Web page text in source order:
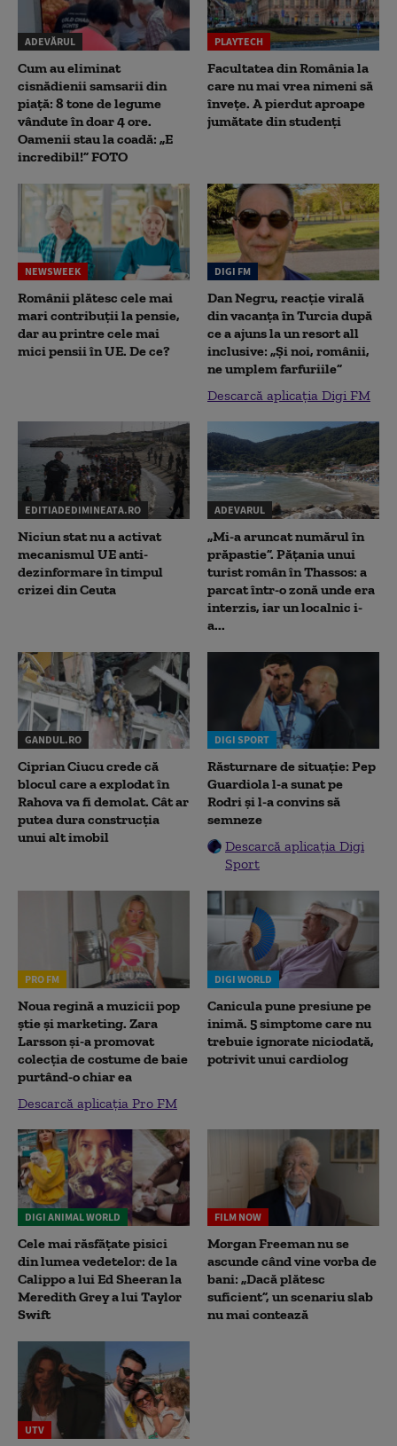
ADEVĂRUL
Cum au eliminat
cisnădienii samsarii din
piață: 8 tone de legume
vândute în doar 4 ore.
Oamenii stau la coadă: „E
incredibil!” FOTO
PLAYTECH
Facultatea din România la
care nu mai vrea nimeni să
înveţe. A pierdut aproape
jumătate din studenţi
NEWSWEEK
Românii plătesc cele mai
mari contribuții la pensie,
dar au printre cele mai
mici pensii în UE. De ce?
DIGI FM
Dan Negru, reacție virală
din vacanța în Turcia după
ce a ajuns la un resort all
inclusive: „Și noi, românii,
ne umplem farfuriile”
Descarcă aplicația Digi FM
EDITIADEDIMINEATA.RO
Niciun stat nu a activat
mecanismul UE anti-
dezinformare în timpul
crizei din Ceuta
ADEVARUL
„Mi-a aruncat numărul în
prăpastie”. Pățania unui
turist român în Thassos: a
parcat într-o zonă unde era
interzis, iar un localnic i-
a...
GANDUL.RO
Ciprian Ciucu crede că
blocul care a explodat în
Rahova va fi demolat. Cât ar
putea dura construcția
unui alt imobil
DIGI SPORT
Răsturnare de situație: Pep
Guardiola l-a sunat pe
Rodri și l-a convins să
semneze
Descarcă aplicația Digi
Sport
PRO FM
Noua regină a muzicii pop
știe și marketing. Zara
Larsson și-a promovat
colecția de costume de baie
purtând-o chiar ea
Descarcă aplicația Pro FM
DIGI WORLD
Canicula pune presiune pe
inimă. 5 simptome care nu
trebuie ignorate niciodată,
potrivit unui cardiolog
DIGI ANIMAL WORLD
Cele mai răsfățate pisici
din lumea vedetelor: de la
Calippo a lui Ed Sheeran la
Meredith Grey a lui Taylor
Swift
FILM NOW
Morgan Freeman nu se
ascunde când vine vorba de
bani: „Dacă plătesc
suficient”, un scenariu slab
nu mai contează
UTV